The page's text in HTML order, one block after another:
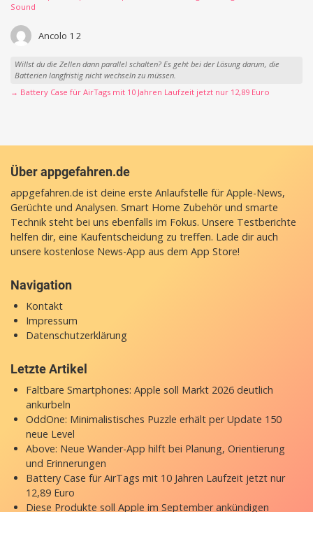
Sound
Ancolo 1 2
Willst du die Zellen dann parallel schalten? Es geht bei der Lösung darum, die
Batterien langfristig nicht wechseln zu müssen.
→ Battery Case für AirTags mit 10 Jahren Laufzeit jetzt nur 12,89 Euro
Über appgefahren.de
appgefahren.de ist deine erste Anlaufstelle für Apple-News,
Gerüchte und Analysen. Smart Home Zubehör und smarte
Technik steht bei uns ebenfalls im Fokus. Unsere Testberichte
helfen dir, eine Kaufentscheidung zu treffen. Lade dir auch
unsere kostenlose News-App aus dem App Store!
Navigation
Kontakt
Impressum
Datenschutzerklärung
Letzte Artikel
Faltbare Smartphones: Apple soll Markt 2026 deutlich
ankurbeln
OddOne: Minimalistisches Puzzle erhält per Update 150
neue Level
Above: Neue Wander-App hilft bei Planung, Orientierung
und Erinnerungen
Battery Case für AirTags mit 10 Jahren Laufzeit jetzt nur
12,89 Euro
Diese Produkte soll Apple im September ankündigen